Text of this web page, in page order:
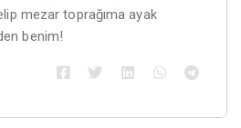
mezar toprağıma ayak
benim!